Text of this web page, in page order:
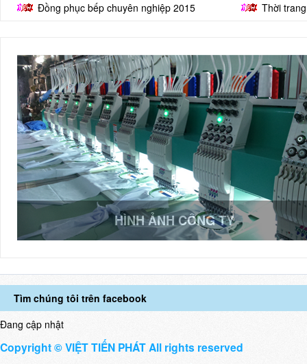
Đồng phục bếp chuyên nghiệp 2015
Thời
HÌNH ẢNH CÔNG TY
Tìm chúng tôi trên facebook
Đang cập nhật
Copyright © VIỆT TIẾN PHÁT All rights reserved